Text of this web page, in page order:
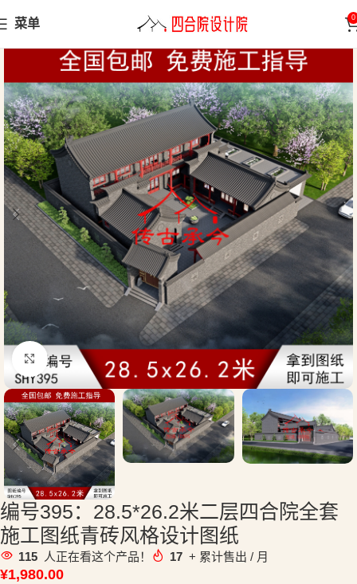
菜单 0
首页 三合院
点击放大
编号395：28.5*26.2米二层四合院全套
施工图纸青砖风格设计图纸
115 人正在看这个产品！ 17 + 累计售出 / 月
¥1,980.00